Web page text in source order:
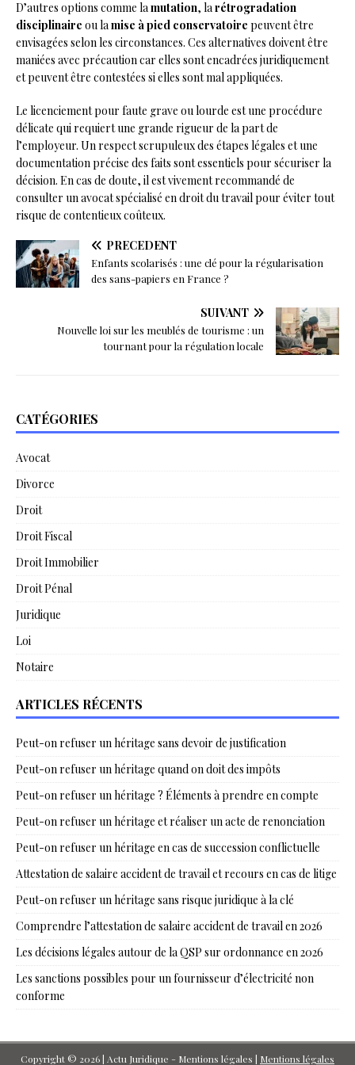
D’autres options comme la mutation, la rétrogradation
disciplinaire ou la mise à pied conservatoire peuvent être
envisagées selon les circonstances. Ces alternatives doivent être
maniées avec précaution car elles sont encadrées juridiquement
et peuvent être contestées si elles sont mal appliquées.
Le licenciement pour faute grave ou lourde est une procédure
délicate qui requiert une grande rigueur de la part de
l’employeur. Un respect scrupuleux des étapes légales et une
documentation précise des faits sont essentiels pour sécuriser la
décision. En cas de doute, il est vivement recommandé de
consulter un avocat spécialisé en droit du travail pour éviter tout
risque de contentieux coûteux.
PRÉCÉDENT
Enfants scolarisés : une clé pour la régularisation
des sans-papiers en France ?
SUIVANT
Nouvelle loi sur les meublés de tourisme : un
tournant pour la régulation locale
CATÉGORIES
Avocat
Divorce
Droit
Droit Fiscal
Droit Immobilier
Droit Pénal
Juridique
Loi
Notaire
ARTICLES RÉCENTS
Peut-on refuser un héritage sans devoir de justification
Peut-on refuser un héritage quand on doit des impôts
Peut-on refuser un héritage ? Éléments à prendre en compte
Peut-on refuser un héritage et réaliser un acte de renonciation
Peut-on refuser un héritage en cas de succession conflictuelle
Attestation de salaire accident de travail et recours en cas de litige
Peut-on refuser un héritage sans risque juridique à la clé
Comprendre l’attestation de salaire accident de travail en 2026
Les décisions légales autour de la QSP sur ordonnance en 2026
Les sanctions possibles pour un fournisseur d’électricité non
conforme
Copyright © 2026 | Actu Juridique - Mentions légales | Mentions légales